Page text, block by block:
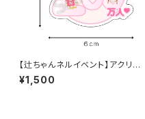
【辻ちゃんネルイベント】アクリル
スマホホルダー
¥1,500